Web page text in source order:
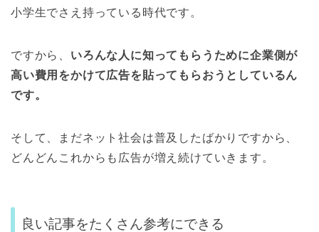
小学生でさえ持っている時代です。
ですから、 いろんな人に知ってもらうために企業側が
高い費用をかけて広告を貼ってもらおうとしているん
です。
そして、まだネット社会は普及したばかりですから、
どんどんこれからも広告が増え続けていきます。
良い記事をたくさん参考にできる